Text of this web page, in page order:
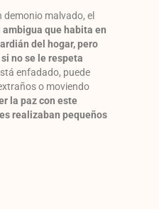
malvado, el
que habita en
del hogar, pero
no se le respeta
enfadado, puede
o moviendo
la paz con este
realizaban pequeños